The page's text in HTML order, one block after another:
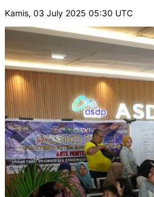
Kamis, 03 July 2025 05:30 UTC